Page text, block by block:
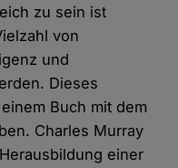
zu sein ist
von
und
Dieses
Buch mit dem
Charles Murray
einer